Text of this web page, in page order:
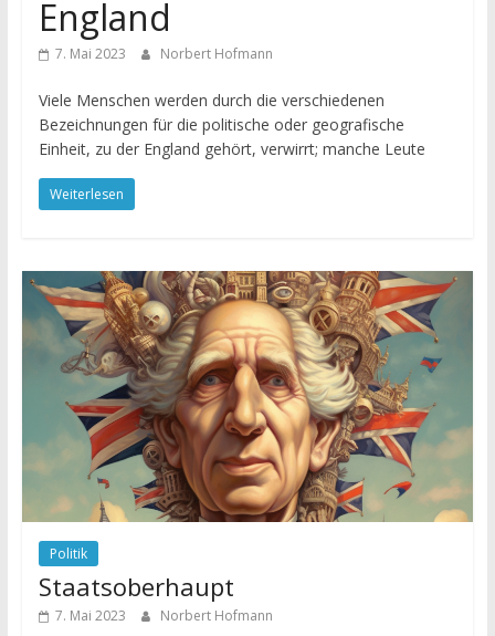
England
7. Mai 2023 Norbert Hofmann
Viele Menschen werden durch die verschiedenen
Bezeichnungen für die politische oder geografische
Einheit, zu der England gehört, verwirrt; manche Leute
Weiterlesen
Politik
Staatsoberhaupt
7. Mai 2023 Norbert Hofmann